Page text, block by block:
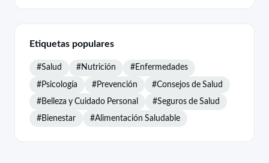
Etiquetas populares
#Salud #Nutrición #Enfermedades
#Psicología #Prevención #Consejos de Salud
#Belleza y Cuidado Personal #Seguros de Salud
#Bienestar #Alimentación Saludable